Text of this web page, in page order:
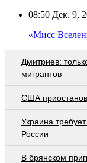
08:50 Дек. 9,
«Мисс
Дмитриев:
мигрантов
США
Украина
России
В брянском